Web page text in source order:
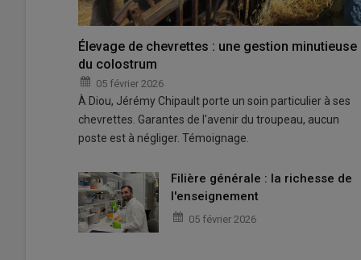
Élevage de chevrettes : une gestion minutieuse
du colostrum
05 février 2026
À Diou, Jérémy Chipault porte un soin particulier à ses
chevrettes. Garantes de l'avenir du troupeau, aucun
poste est à négliger. Témoignage.
Filière générale : la richesse de
l'enseignement
05 février 2026